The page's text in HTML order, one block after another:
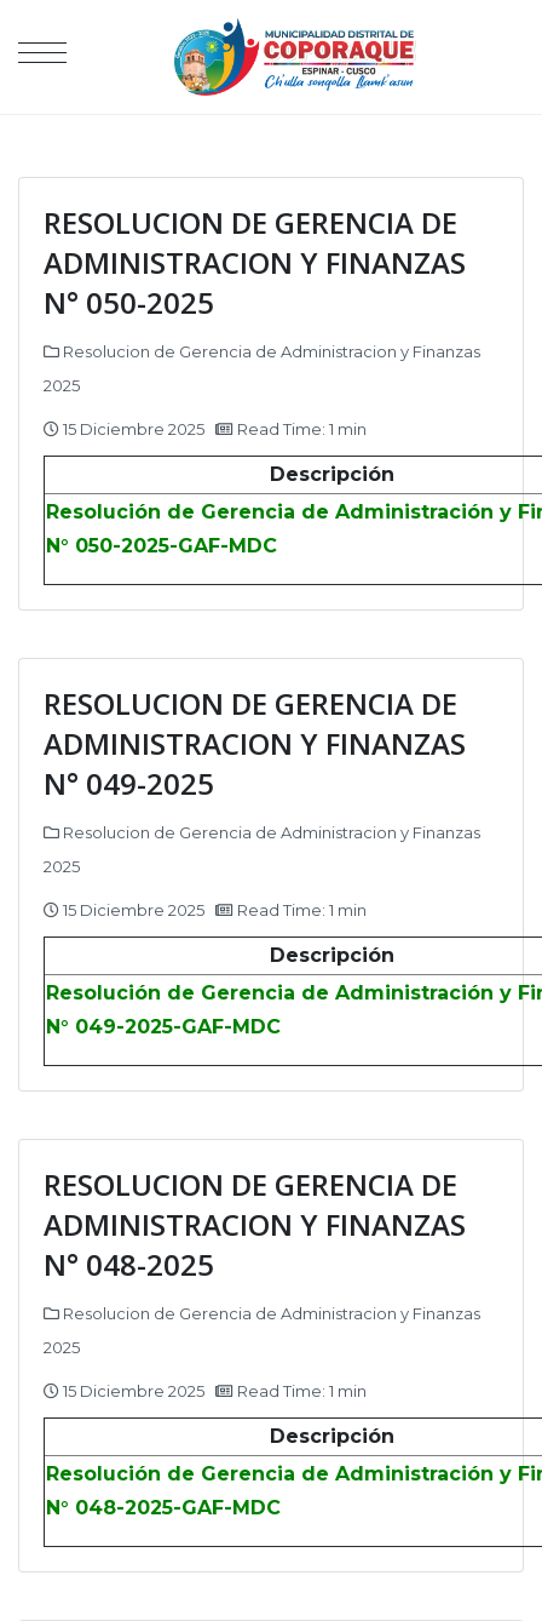
RESOLUCION DE GERENCIA DE
ADMINISTRACION Y FINANZAS
N° 050-2025
Resolucion de Gerencia de Administracion y Finanzas
2025
15 Diciembre 2025 Read Time: 1 min
Descripción
Resolución de Gerencia de Administración y
N° 050-2025-GAF-MDC
RESOLUCION DE GERENCIA DE
ADMINISTRACION Y FINANZAS
N° 049-2025
Resolucion de Gerencia de Administracion y Finanzas
2025
15 Diciembre 2025 Read Time: 1 min
Descripción
Resolución de Gerencia de Administración y
N° 049-2025-GAF-MDC
RESOLUCION DE GERENCIA DE
ADMINISTRACION Y FINANZAS
N° 048-2025
Resolucion de Gerencia de Administracion y Finanzas
2025
15 Diciembre 2025 Read Time: 1 min
Descripción
Resolución de Gerencia de Administración y
N° 048-2025-GAF-MDC